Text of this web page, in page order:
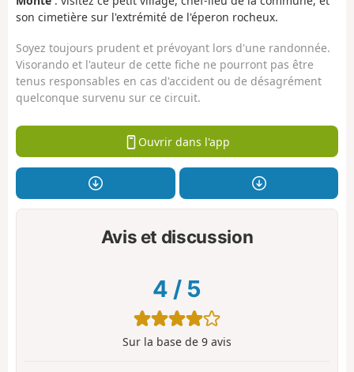
son cimetière sur l'extrémité de l'éperon rocheux.
Soyez toujours prudent et prévoyant lors d'une randonnée.
Visorando et l'auteur de cette fiche ne pourront pas être
tenus responsables en cas d'accident ou de désagrément
quelconque survenu sur ce circuit.
Ouvrir dans l'app
Avis et discussion
4 / 5
Sur la base de 9 avis